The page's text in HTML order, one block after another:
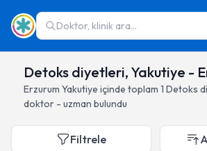
Doktor, klinik ara...
Detoks diyetleri, Yakutiye -
Erzurum Yakutiye içinde toplam 1 Detoks
doktor - uzman bulundu
Filtrele